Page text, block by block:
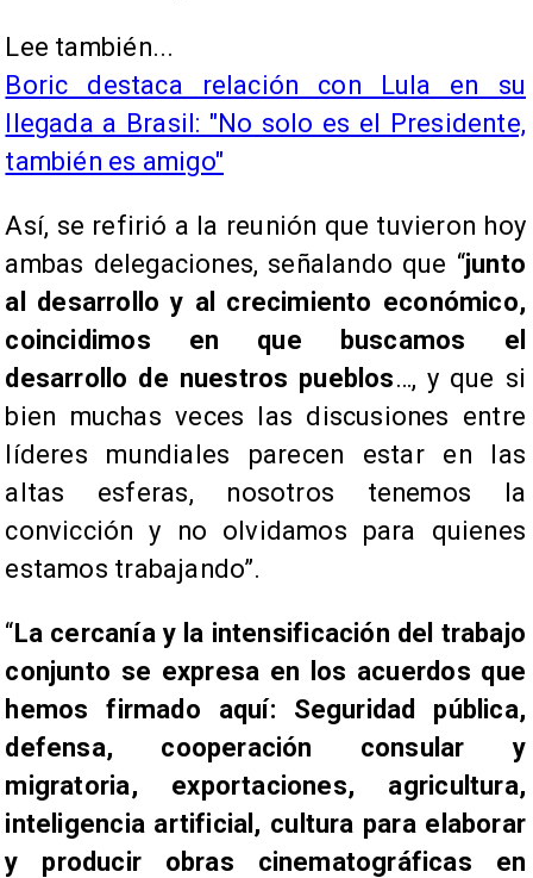
Lee también...
Boric destaca relación con Lula en su
llegada a Brasil: "No solo es el Presidente,
también es amigo"
Así, se refirió a la reunión que tuvieron hoy
ambas delegaciones, señalando que “junto
al desarrollo y al crecimiento económico,
coincidimos en que buscamos el
desarrollo de nuestros pueblos…, y que si
bien muchas veces las discusiones entre
líderes mundiales parecen estar en las
altas esferas, nosotros tenemos la
convicción y no olvidamos para quienes
estamos trabajando”.
“La cercanía y la intensificación del trabajo
conjunto se expresa en los acuerdos que
hemos firmado aquí: Seguridad pública,
defensa, cooperación consular y
migratoria, exportaciones, agricultura,
inteligencia artificial, cultura para elaborar
y producir obras cinematográficas en